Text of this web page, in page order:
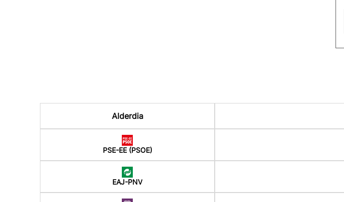
Alderdia
PSE-EE (PSOE)
EAJ-PNV